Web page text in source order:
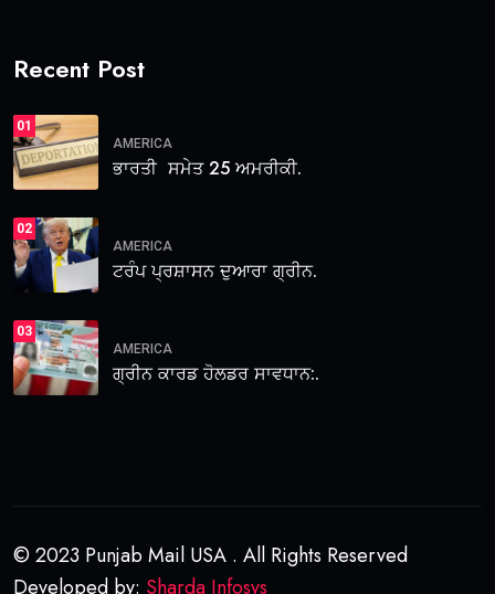
Recent Post
01
AMERICA
ਭਾਰਤੀ ਸਮੇਤ 25 ਅਮਰੀਕੀ.
02
AMERICA
ਟਰੰਪ ਪ੍ਰਸ਼ਾਸਨ ਦੁਆਰਾ ਗ੍ਰੀਨ.
03
AMERICA
ਗ੍ਰੀਨ ਕਾਰਡ ਹੋਲਡਰ ਸਾਵਧਾਨ:.
© 2023 Punjab Mail USA . All Rights Reserved
Developed by: Sharda Infosys